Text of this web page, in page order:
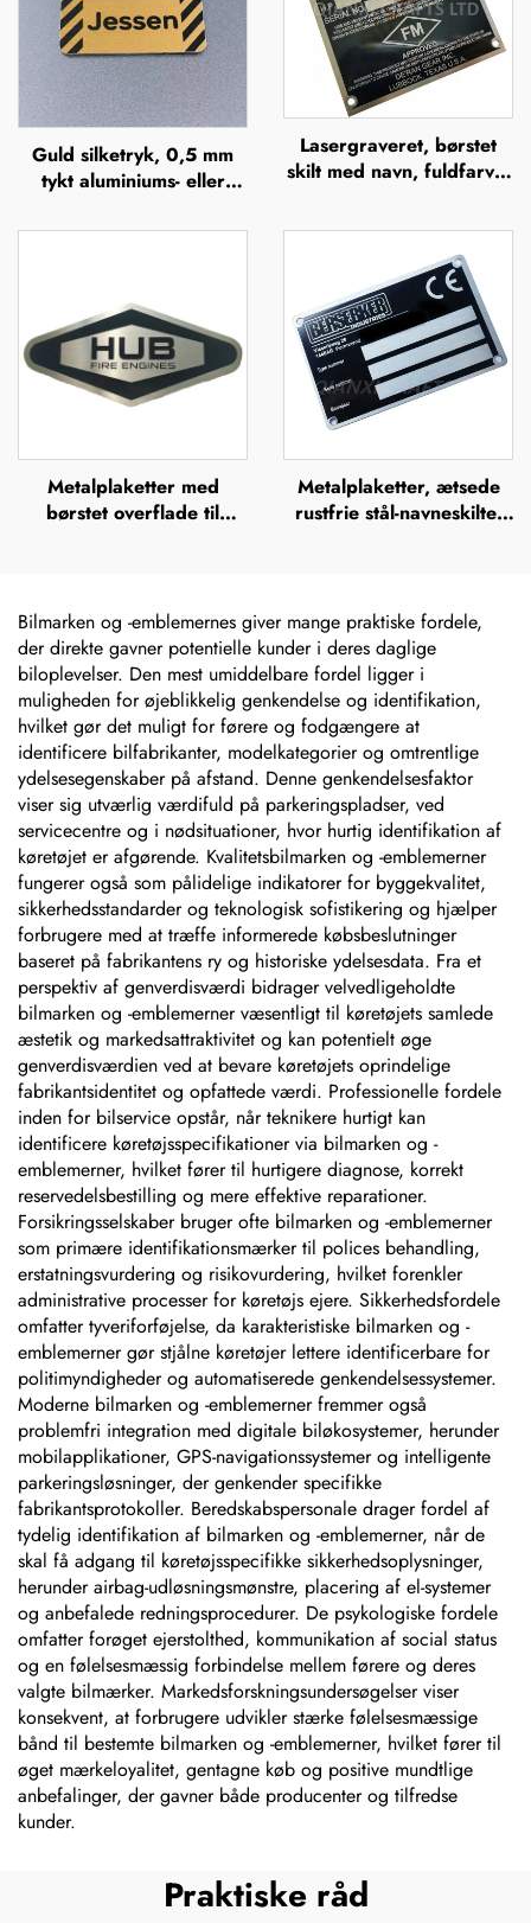
Guld silketryk, 0,5 mm
tykt aluminiums- eller
gravering, hævet
Lasergraveret, børstet
skilt med navn, fuldfarvet
logo, metalnavneskilt
Metalplaketter med
børstet overflade til
anodiserede aluminiums-
navneskilte, etiket
Metalplaketter, ætsede
rustfrie stål-navneskilte,
Bilmarken og -emblemernes giver mange praktiske fordele,
der direkte gavner potentielle kunder i deres daglige
biloplevelser. Den mest umiddelbare fordel ligger i
muligheden for øjeblikkelig genkendelse og identifikation,
hvilket gør det muligt for førere og fodgængere at
identificere bilfabrikanter, modelkategorier og omtrentlige
ydelsesegenskaber på afstand. Denne genkendelsesfaktor
viser sig utværlig værdifuld på parkeringspladser, ved
servicecentre og i nødsituationer, hvor hurtig identifikation af
køretøjet er afgørende. Kvalitetsbilmarken og -emblemerner
fungerer også som pålidelige indikatorer for byggekvalitet,
sikkerhedsstandarder og teknologisk sofistikering og hjælper
forbrugere med at træffe informerede købsbeslutninger
baseret på fabrikantens ry og historiske ydelsesdata. Fra et
perspektiv af genverdisværdi bidrager velvedligeholdte
bilmarken og -emblemerner væsentligt til køretøjets samlede
æstetik og markedsattraktivitet og kan potentielt øge
genverdisværdien ved at bevare køretøjets oprindelige
fabrikantsidentitet og opfattede værdi. Professionelle fordele
inden for bilservice opstår, når teknikere hurtigt kan
identificere køretøjsspecifikationer via bilmarken og -
emblemerner, hvilket fører til hurtigere diagnose, korrekt
reservedelsbestilling og mere effektive reparationer.
Forsikringsselskaber bruger ofte bilmarken og -emblemerner
som primære identifikationsmærker til polices behandling,
erstatningsvurdering og risikovurdering, hvilket forenkler
administrative processer for køretøjs ejere. Sikkerhedsfordele
omfatter tyveriforføjelse, da karakteristiske bilmarken og -
emblemerner gør stjålne køretøjer lettere identificerbare for
politimyndigheder og automatiserede genkendelsessystemer.
Moderne bilmarken og -emblemerner fremmer også
problemfri integration med digitale biløkosystemer, herunder
mobilapplikationer, GPS-navigationssystemer og intelligente
parkeringsløsninger, der genkender specifikke
fabrikantsprotokoller. Beredskabspersonale drager fordel af
tydelig identifikation af bilmarken og -emblemerner, når de
skal få adgang til køretøjsspecifikke sikkerhedsoplysninger,
herunder airbag-udløsningsmønstre, placering af el-systemer
og anbefalede redningsprocedurer. De psykologiske fordele
omfatter forøget ejerstolthed, kommunikation af social status
og en følelsesmæssig forbindelse mellem førere og deres
valgte bilmærker. Markedsforskningsundersøgelser viser
konsekvent, at forbrugere udvikler stærke følelsesmæssige
bånd til bestemte bilmarken og -emblemerner, hvilket fører til
øget mærkeloyalitet, gentagne køb og positive mundtlige
anbefalinger, der gavner både producenter og tilfredse
kunder.
Praktiske råd